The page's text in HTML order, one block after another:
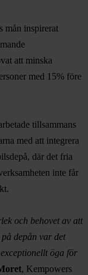
mån inspirerat
att minska
med 15% före
tillsammans
med att integrera
där det fria
inte får
och behovet av att
depån var det
öga för
, Kempowers